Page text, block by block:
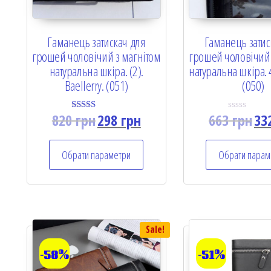
Гаманець затискач для
грошей чоловічий з магнітом
натуральна шкіра. (2).
Baellerry. (051)
Rated
5.00
820грн298грн
Обрати параметри
Гаманець
грошей чоловічий
натуральна
(050)
R
a
d
0
o
u
5
663грн
Обрати
Sale!
-58% -51%